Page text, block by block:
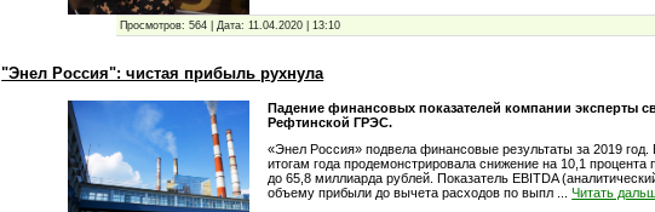
Просмотров: 564 Дата: 11.04.2020 |13:10
"Энел Россия": чистая прибыль рухнула
Падение финансовых показателей компании эксперты
Рефтинской ГРЭС.
«Энел Россия» подвела финансовые результаты за 2019
итогам года продемонстрировала снижение на 10,1
до 65,8 миллиарда рублей. Показатель EBITDA
объему прибыли до вычета расходов по выпл
...Читать